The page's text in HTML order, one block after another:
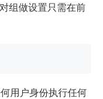
组做设置只需在前
用户身份执行任何